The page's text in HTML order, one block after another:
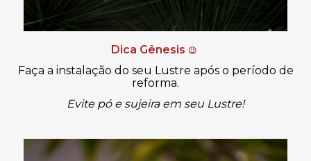
Dica Gênesis 😉
Faça a instalação do seu Lustre após o período de
reforma.
Evite pó e sujeira em seu Lustre!